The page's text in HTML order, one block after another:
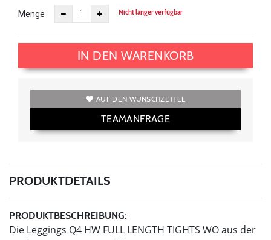
Menge Nicht länger verfügbar
IN DEN WARENKORB
AUF DEN WUNSCHZETTEL
TEAMANFRAGE
PRODUKTDETAILS
PRODUKTBESCHREIBUNG:
Die Leggings Q4 HW FULL LENGTH TIGHTS WO aus der